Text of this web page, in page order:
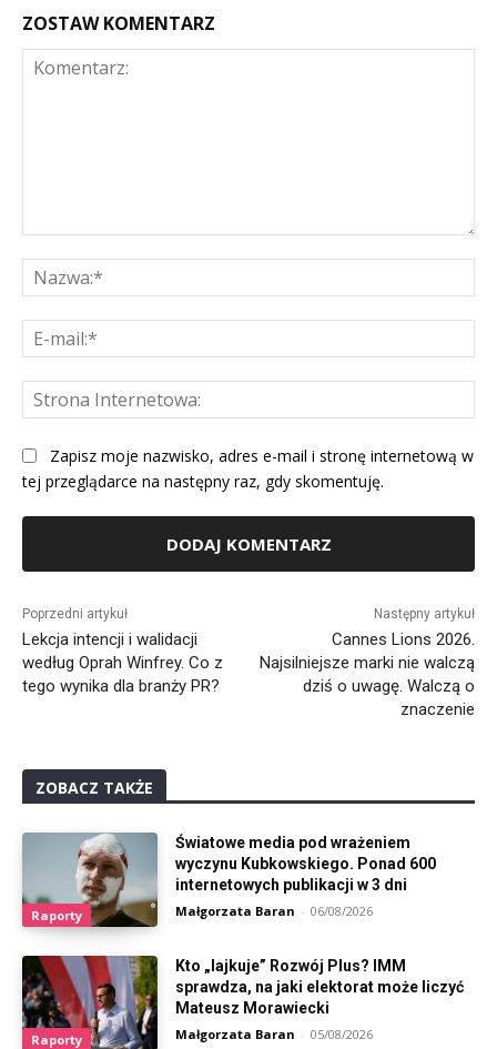
ZOSTAW KOMENTARZ
Zapisz moje nazwisko, adres e-mail i stronę internetową w
tej przeglądarce na następny raz, gdy skomentuję.
Poprzedni artykuł
Lekcja intencji i walidacji
według Oprah Winfrey. Co z
tego wynika dla branży PR?
Następny artykuł
Cannes Lions 2026.
Najsilniejsze marki nie walczą
dziś o uwagę. Walczą o
znaczenie
ZOBACZ TAKŻE
Raporty
Światowe media pod wrażeniem
wyczynu Kubkowskiego. Ponad 600
internetowych publikacji w 3 dni
Małgorzata Baran - 06/08/2026
Raporty
Kto „lajkuje” Rozwój Plus? IMM
sprawdza, na jaki elektorat może liczyć
Mateusz Morawiecki
Małgorzata Baran - 05/08/2026